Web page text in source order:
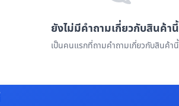
ยังไม่มีคำถามเกี่ยวกับสินค้านี้
เป็นคนแรกที่ถามคำถามเกี่ยวกับสินค้านี้